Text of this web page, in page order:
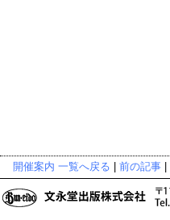
開催案内 一覧へ戻る 前の記事